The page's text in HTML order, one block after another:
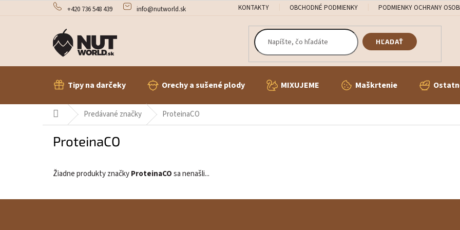
+420 736 548 439 info@nutworld.sk KONTAKTY OBCHODNÉ PODMIENKY PODMIENKY OCHRANY
HĽADAŤ
Tipy na darčeky Orechy a sušené plody MIXUJEME Maškrtenie
DomovPredávané značky ProteinaCO
ProteinaCO
Žiadne produkty značkyProteinaCOsa nenašli...